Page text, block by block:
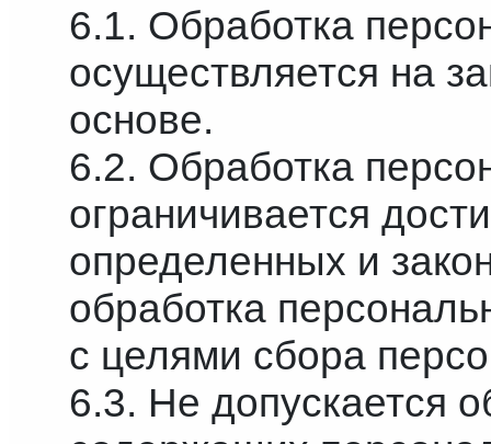
6.1. Обработка
осуществляется на
основе.
6.2. Обработка
ограничивается
определенных и
обработка
с целями сбора
6.3. Не допускается